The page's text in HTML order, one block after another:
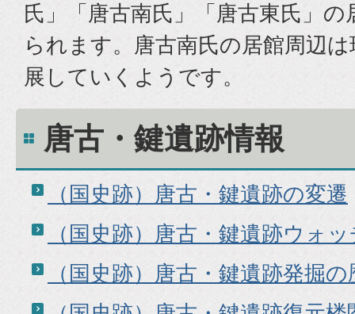
氏」「唐古南氏」「唐古東氏」
られます。唐古南氏の居館周辺
展していくようです。
唐古・鍵遺跡情報
（国史跡）唐古・鍵遺跡の変遷
（国史跡）唐古・鍵遺跡ウォ
（国史跡）唐古・鍵遺跡発掘の